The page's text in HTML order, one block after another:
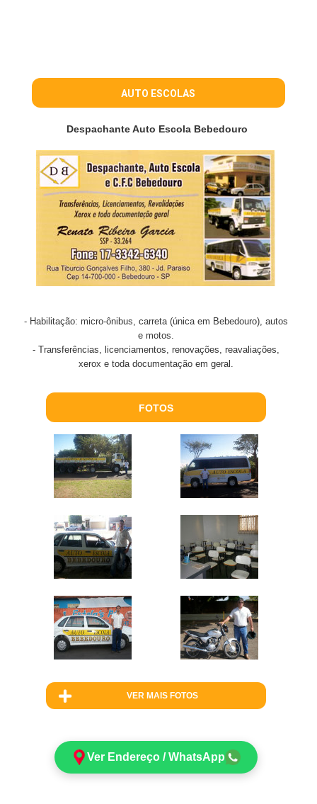
AUTO ESCOLAS
Despachante Auto Escola Bebedouro
- Habilitação: micro-ônibus, carreta (única em Bebedouro), autos
e motos.
- Transferências, licenciamentos, renovações, reavaliações,
xerox e toda documentação em geral.
FOTOS
VER MAIS FOTOS
Ver Endereço / WhatsApp